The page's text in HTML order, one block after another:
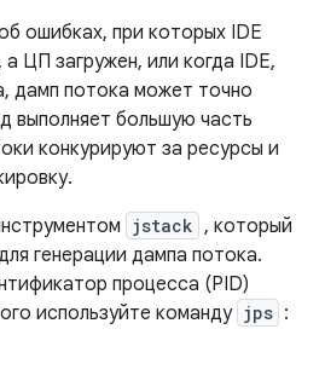
ошибках, при которых IDE
ЦП загружен, или когда IDE,
дамп потока может точно
выполняет большую часть
конкурируют за ресурсы и
jstack , который
генерации дампа потока.
процесса (PID)
используйте команду jps :